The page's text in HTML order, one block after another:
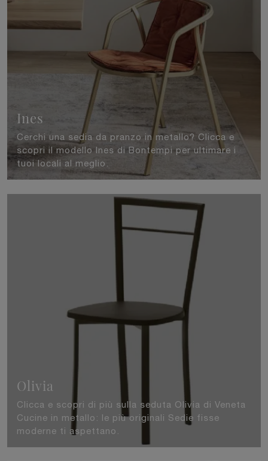
Ines
Cerchi una sedia da pranzo in metallo? Clicca e
scopri il modello Ines di Bontempi per ultimare i
tuoi locali al meglio.
Olivia
Clicca e scopri di più sulla seduta Olivia di Veneta
Cucine in metallo: le più originali Sedie fisse
moderne ti aspettano.